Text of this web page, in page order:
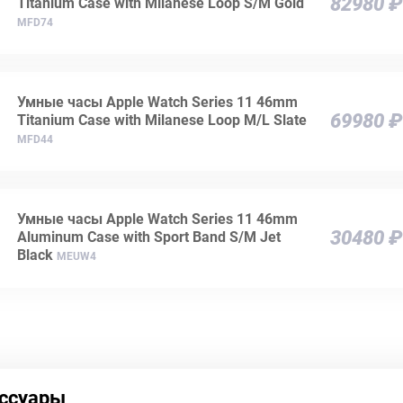
MFD74
Умные часы Apple Watch Series 11 46mm
Titanium Case with Milanese Loop M/L Slate
MFD44
69980 ₽
Умные часы Apple Watch Series 11 46mm
Aluminum Case with Sport Band S/M Jet
Black MEUW4
30480 ₽